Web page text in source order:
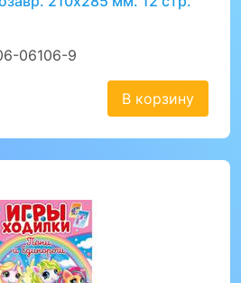
06106-9
В корзину